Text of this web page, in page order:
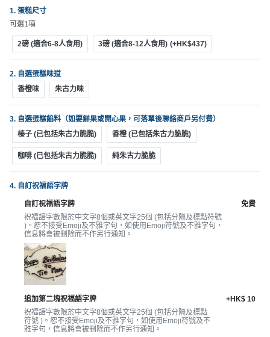
即
食
即
煮
系
列
聚
會
及
拍
拖
廳
場
地
新
奇
1. 蛋糕尺寸
可選1項
2磅 (適合6-8人食用) 3磅 (適合8-12人食用) (+HK$437)
2. 自選蛋糕味道
香橙味
朱古力味
3. 自選蛋糕餡料（如要鮮果或開心果，可落單後聯絡商戶另付費）
榛子 (已包括朱古力脆脆)
香橙 (已包括朱古力脆脆)
咖啡 (已包括朱古力脆脆) 純朱古力脆脆
4. 自訂祝福語字牌
自訂祝福語字牌
祝福語字數限於中文字8個或英文字25個 (包括分隔及標點符號
)。恕不接受Emoji及不雅字句，如使用Emoji符號及不雅字句，
信息將會被刪除而不作另行通知。
免費
追加第二塊祝福語字牌
祝福語字數限於中文字8個或英文字25個 (包括分隔及標點
符號 )。恕不接受Emoji及不雅字句，如使用Emoji符號及不
雅字句，信息將會被刪除而不作另行通知。
+HK$ 10